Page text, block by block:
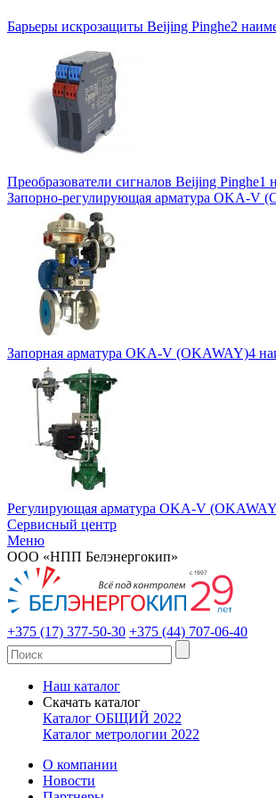
Барьеры искрозащиты Beijing Pinghe2
Преобразователи сигналов Beijing Pinghe1
Запорно-регулирующая арматура OKA-V
Запорная арматура OKA-V (OKAWAY)4
Регулирующая арматура OKA-V
Сервисный центр
Меню
ООО «НПП Белэнергокип»
+375 (17) 377-50-30 +375 (44) 707-06-40
Наш каталог
Скачать каталог
Каталог ОБЩИЙ 2022
Каталог метрологии 2022
О компании
Новости